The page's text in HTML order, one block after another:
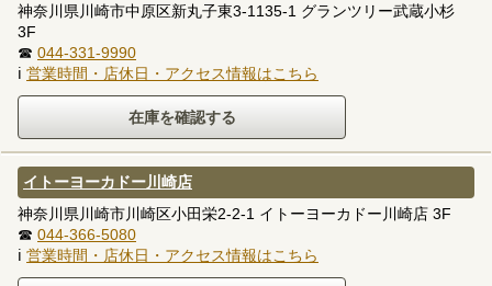
神奈川県川崎市中原区新丸子東3-1135-1 グランツリー武蔵小杉
3F
☎ 044-331-9990
ℹ 営業時間・店休日・アクセス情報はこちら
イトーヨーカドー川崎店
神奈川県川崎市川崎区小田栄2-2-1 イトーヨーカドー川崎店 3F
☎ 044-366-5080
ℹ 営業時間・店休日・アクセス情報はこちら